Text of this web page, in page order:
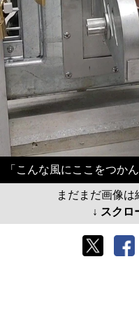
「こんな風にここをつか
まだまだ画像は
↓ スクロ